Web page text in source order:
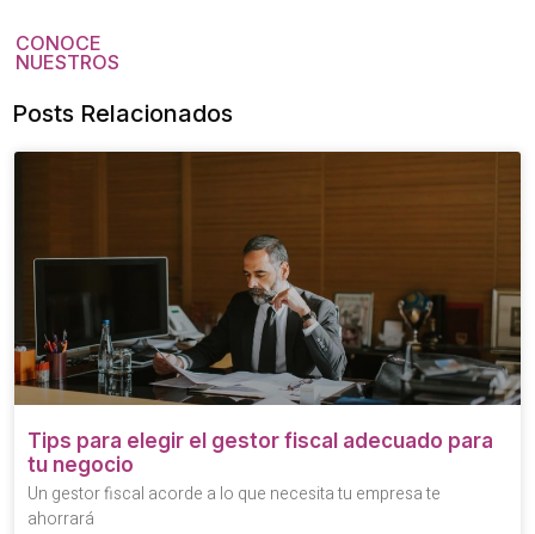
CONOCE
NUESTROS
Posts Relacionados
Tips para elegir el gestor fiscal adecuado para
tu negocio
Un gestor fiscal acorde a lo que necesita tu empresa te
ahorrará